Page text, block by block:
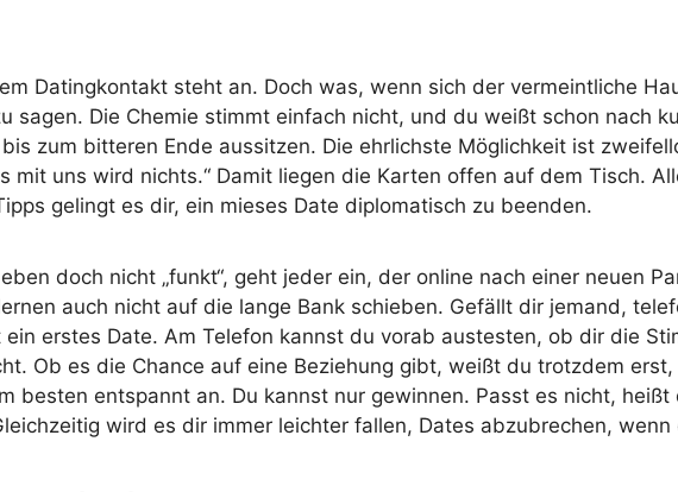
Datingkontakt steht an. Doch was, wenn sich der vermeintliche
sagen. Die Chemie stimmt einfach nicht, und du weißt schon nach
zum bitteren Ende aussitzen. Die ehrlichste Möglichkeit ist
mit uns wird nichts.“ Damit liegen die Karten offen auf dem Tisch.
gelingt es dir, ein mieses Date diplomatisch zu beenden.
doch nicht „funkt“, geht jeder ein, der online nach einer neuen
auch nicht auf die lange Bank schieben. Gefällt dir jemand,
erstes Date. Am Telefon kannst du vorab austesten, ob dir die
Ob es die Chance auf eine Beziehung gibt, weißt du trotzdem
besten entspannt an. Du kannst nur gewinnen. Passt es nicht,
wird es dir immer leichter fallen, Dates abzubrechen,